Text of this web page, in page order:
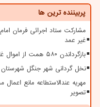
پربیننده ترین ها
غیر عمد
بازگرداندن ۵۸۰ همت از اموال غارت شده به بیت المال
نخل گردانی شهر جنگل شهرستان
مهریه عندالاستطاعه مانع
تصویر